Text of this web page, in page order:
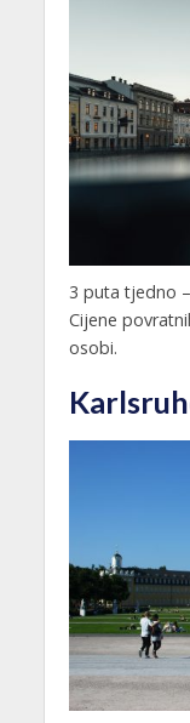
3 puta tjedno
Cijene
osobi.